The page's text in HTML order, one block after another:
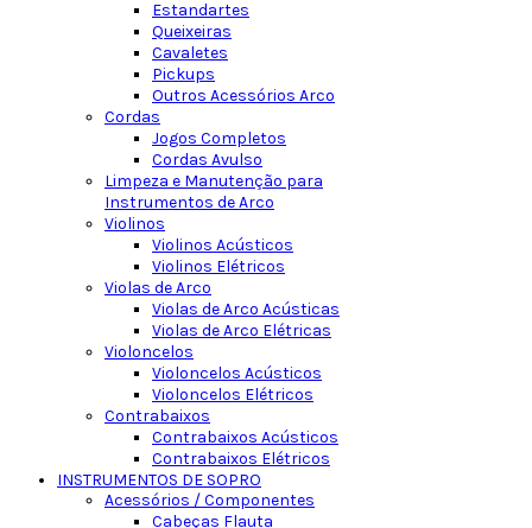
Estandartes
Queixeiras
Cavaletes
Pickups
Outros Acessórios Arco
Cordas
Jogos Completos
Cordas Avulso
Limpeza e Manutenção para
Instrumentos de Arco
Violinos
Violinos Acústicos
Violinos Elétricos
Violas de Arco
Violas de Arco Acústicas
Violas de Arco Elétricas
Violoncelos
Violoncelos Acústicos
Violoncelos Elétricos
Contrabaixos
Contrabaixos Acústicos
Contrabaixos Elétricos
INSTRUMENTOS DE SOPRO
Acessórios / Componentes
Cabeças Flauta